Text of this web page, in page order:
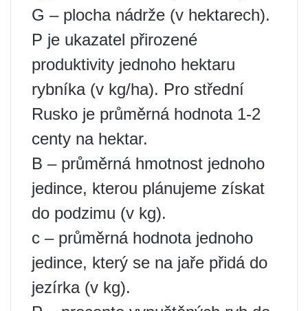
G – plocha nádrže (v hektarech).
P je ukazatel přirozené
produktivity jednoho hektaru
rybníka (v kg/ha). Pro střední
Rusko je průměrná hodnota 1-2
centy na hektar.
B – průměrná hmotnost jednoho
jedince, kterou plánujeme získat
do podzimu (v kg).
c – průměrná hodnota jednoho
jedince, který se na jaře přidá do
jezírka (v kg).